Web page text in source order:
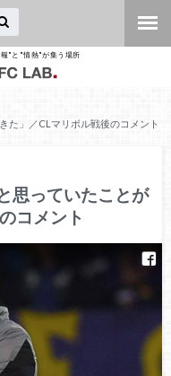
報"と"情熱"が集う場所
た」／CLマリボル戦後のコメント
思っていたことが
コメント